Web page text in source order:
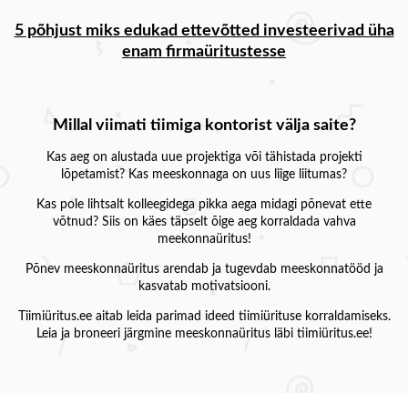
5 põhjust miks edukad ettevõtted investeerivad üha
enam firmaüritustesse
Millal viimati tiimiga kontorist välja saite?
Kas aeg on alustada uue projektiga või tähistada projekti
lõpetamist? Kas meeskonnaga on uus liige liitumas?
Kas pole lihtsalt kolleegidega pikka aega midagi põnevat ette
võtnud? Siis on käes täpselt õige aeg korraldada vahva
meekonnaüritus!
Põnev meeskonnaüritus arendab ja tugevdab meeskonnatööd ja
kasvatab motivatsiooni.
Tiimiüritus.ee aitab leida parimad ideed tiimiürituse korraldamiseks.
Leia ja broneeri järgmine meeskonnaüritus läbi tiimiüritus.ee!